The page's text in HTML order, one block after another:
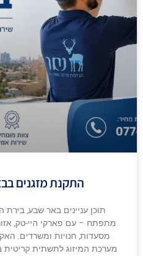
התקנת מזגנים
תוכן עניינים באר שבע,
מתפתח – עם פארקי היי-טק,
מסעדות, חנויות ומשרדים.
מערכת המיזוג לתשתית